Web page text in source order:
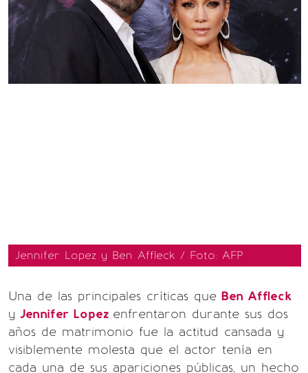
Jennifer Lopez y Ben Affleck / Foto: AFP
Una de las principales críticas que Ben Affleck
y Jennifer Lopez enfrentaron durante sus dos
años de matrimonio fue la actitud cansada y
visiblemente molesta que el actor tenía en
cada una de sus apariciones públicas, un hecho